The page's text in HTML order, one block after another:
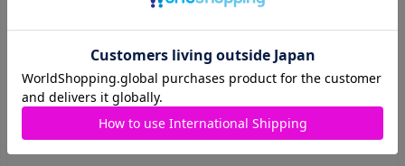
【おすすめコーデアイテム】
・スパッツ
・スカートベルト（ブラック）
スカートベルト（ブラック×ピンクラメ）